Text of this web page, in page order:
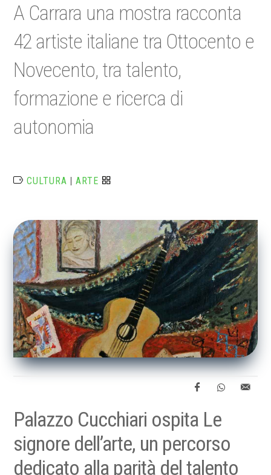
A Carrara una mostra racconta
42 artiste italiane tra Ottocento e
Novecento, tra talento,
formazione e ricerca di
autonomia
CULTURA |ARTE
Palazzo Cucchiari ospita Le
signore dell’arte, un percorso
dedicato alla parità del talento